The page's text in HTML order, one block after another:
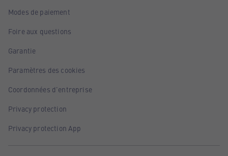
Modes de paiement
Foire aux questions
Garantie
Paramètres des cookies
Coordonnées d'entreprise
Privacy protection
Privacy protection App